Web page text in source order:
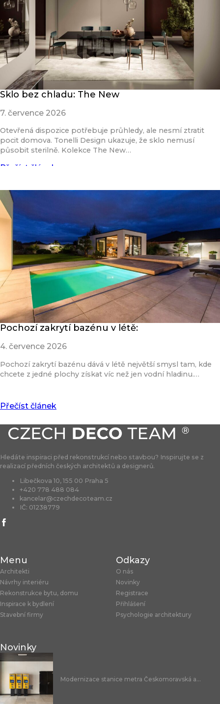
Sklo bez chladu: The New
7. července 2026
Otevřená dispozice potřebuje průhledy, ale nesmí ztratit
pocit domova. Tonelli Design ukazuje, že sklo nemusí
působit sterilně. Kolekce The New…
Přečíst článek
Pochozí zakrytí bazénu v létě:
4. července 2026
Pochozí zakrytí bazénu dává v létě největší smysl tam, kde
chcete z jedné plochy získat víc než jen vodní hladinu.…
Přečíst článek
Hledáte inspiraci před rekonstrukcí nebo stavbou? Inspirujte se z
realizací předních českých architektů a designerů.
Libečkova 10, 155 00 Praha 5
+420 778 488 084
kancelar@czechdecoteam.cz
IČ: 01238779
Menu
Architekti
Návrhy interiéru
Rekonstrukce bytu, domu
Inspirace k bydlení
Stavební firmy
Odkazy
O nás
Novinky
Registrace
Přihlášení
Psychologie architektury
Novinky
Modernizace stanice metra Českomoravská a...